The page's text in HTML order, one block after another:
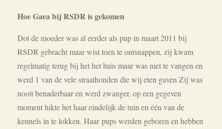
Hoe Gaea bij RSDR is gekomen
Dot de moeder was al eerder als pup in maart 2011 bij
RSDR gebracht maar wist toen te ontsnappen, zij kwam
regelmatig terug bij het het huis maar was niet te vangen en
werd 1 van de vele straathonden die wij eten gaven Zij was
nooit benaderbaar en werd zwanger, op een gegeven
moment lukte het haar eindelijk de tuin en één van de
kennels in te lokken. Haarpups werden geboren en hebben